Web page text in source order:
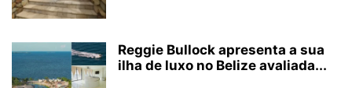
Reggie Bullock apresenta a sua
ilha de luxo no Belize avaliada...